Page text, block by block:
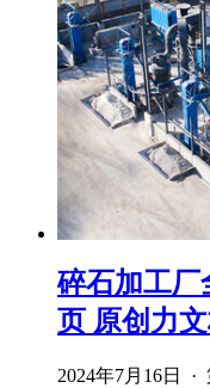
碎石加工厂
页 原创力
2024年7月16日